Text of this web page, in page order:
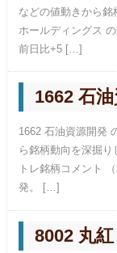
などの値動きから銘
ホールディングス
前日比+5 […]
1662 石
1662 石油資源開発
ら銘柄動向を深掘
トレ銘柄コメント
発。 […]
8002 丸紅